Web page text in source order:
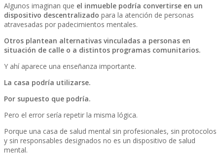
Algunos imaginan que el inmueble podría convertirse en un
dispositivo descentralizado para la atención de personas
atravesadas por padecimientos mentales.
Otros plantean alternativas vinculadas a personas en
situación de calle o a distintos programas comunitarios.
Y ahí aparece una enseñanza importante.
La casa podría utilizarse.
Por supuesto que podría.
Pero el error sería repetir la misma lógica.
Porque una casa de salud mental sin profesionales, sin protocolos
y sin responsables designados no es un dispositivo de salud
mental.